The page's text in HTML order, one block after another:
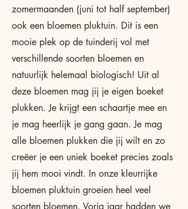
zomermaanden (juni tot half september)
ook een bloemen pluktuin. Dit is een
mooie plek op de tuinderij vol met
verschillende soorten bloemen en
natuurlijk helemaal biologisch! Uit al
deze bloemen mag jij je eigen boeket
plukken. Je krijgt een schaartje mee en
je mag heerlijk je gang gaan. Je mag
alle bloemen plukken die jij wilt en zo
creëer je een uniek boeket precies zoals
jij hem mooi vindt. In onze kleurrijke
bloemen pluktuin groeien heel veel
soorten bloemen. Vorig jaar hadden we